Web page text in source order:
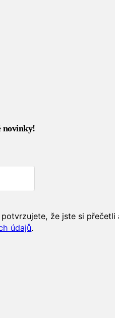
novinky!​
že jste si přečetli
údajů.